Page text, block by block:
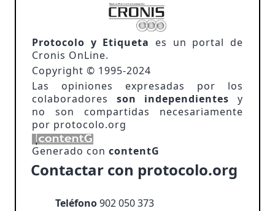
Protocolo y Etiqueta es un portal de
Cronis OnLine.
Copyright © 1995-2024
Las opiniones expresadas por los
colaboradores son independientes y
no son compartidas necesariamente
por protocolo.org
Generado con contentG
Contactar con protocolo.org
Teléfono902 050 373